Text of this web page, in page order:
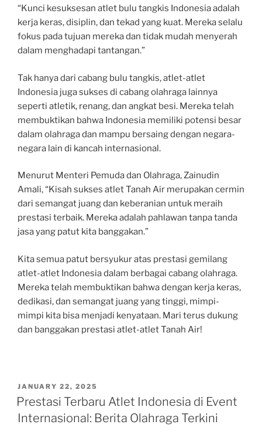
“Kunci kesuksesan atlet bulu tangkis Indonesia adalah
kerja keras, disiplin, dan tekad yang kuat. Mereka selalu
fokus pada tujuan mereka dan tidak mudah menyerah
dalam menghadapi tantangan.”
Tak hanya dari cabang bulu tangkis, atlet-atlet
Indonesia juga sukses di cabang olahraga lainnya
seperti atletik, renang, dan angkat besi. Mereka telah
membuktikan bahwa Indonesia memiliki potensi besar
dalam olahraga dan mampu bersaing dengan negara-
negara lain di kancah internasional.
Menurut Menteri Pemuda dan Olahraga, Zainudin
Amali, “Kisah sukses atlet Tanah Air merupakan cermin
dari semangat juang dan keberanian untuk meraih
prestasi terbaik. Mereka adalah pahlawan tanpa tanda
jasa yang patut kita banggakan.”
Kita semua patut bersyukur atas prestasi gemilang
atlet-atlet Indonesia dalam berbagai cabang olahraga.
Mereka telah membuktikan bahwa dengan kerja keras,
dedikasi, dan semangat juang yang tinggi, mimpi-
mimpi kita bisa menjadi kenyataan. Mari terus dukung
dan banggakan prestasi atlet-atlet Tanah Air!
POSTED
ON
JANUARY 22, 2025
Prestasi Terbaru Atlet Indonesia di Event
Internasional: Berita Olahraga Terkini